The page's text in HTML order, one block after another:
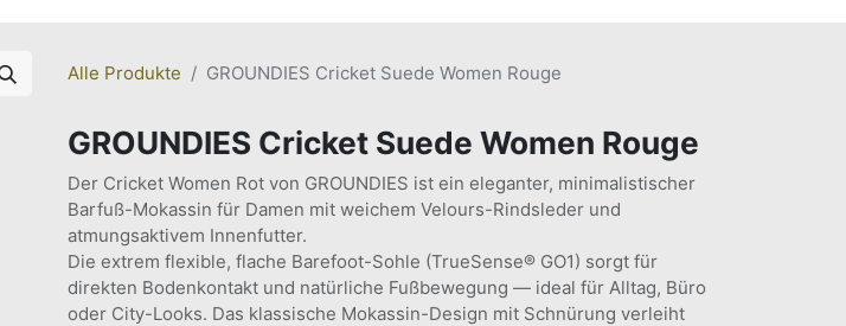
Alle Produkte GROUNDIES Cricket Suede Women Rouge
GROUNDIES Cricket Suede Women Rouge
Der Cricket Women Rot von GROUNDIES ist ein eleganter, minimalistischer
Barfuß-Mokassin für Damen mit weichem Velours-Rindsleder und
atmungsaktivem Innenfutter.
Die extrem flexible, flache Barefoot-Sohle (TrueSense® GO1) sorgt für
direkten Bodenkontakt und natürliche Fußbewegung — ideal für Alltag, Büro
oder City-Looks. Das klassische Mokassin-Design mit Schnürung verleiht